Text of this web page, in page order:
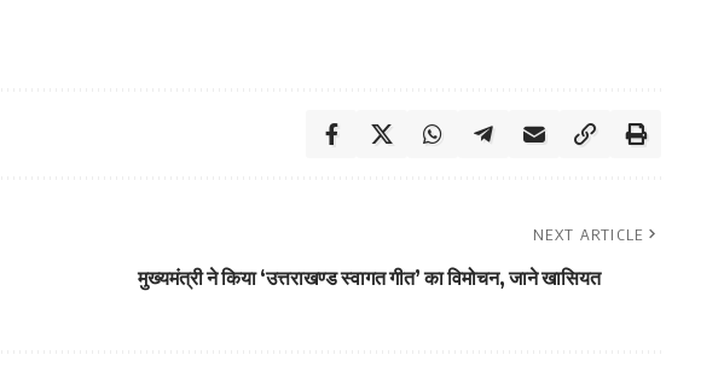
NEXT ARTICLE
मुख्यमंत्री ने किया ‘उत्तराखण्ड स्वागत गीत’ का विमोचन, जाने खासियत